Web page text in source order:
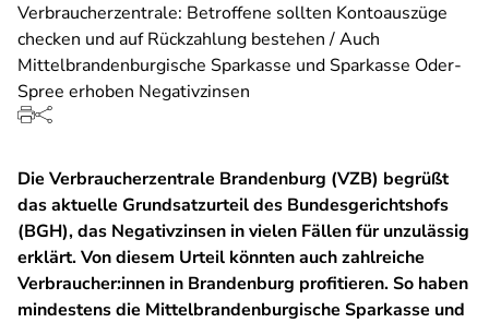
Verbraucherzentrale: Betroffene sollten Kontoauszüge
checken und auf Rückzahlung bestehen / Auch
Mittelbrandenburgische Sparkasse und Sparkasse Oder-
Spree erhoben Negativzinsen
Die Verbraucherzentrale Brandenburg (VZB) begrüßt
das aktuelle Grundsatzurteil des Bundesgerichtshofs
(BGH), das Negativzinsen in vielen Fällen für unzulässig
erklärt. Von diesem Urteil könnten auch zahlreiche
Verbraucher:innen in Brandenburg profitieren. So haben
mindestens die Mittelbrandenburgische Sparkasse und